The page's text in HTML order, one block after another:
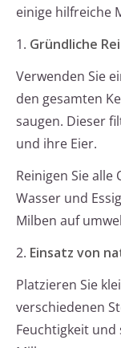
einige hilfreiche
1. Gründliche
Verwenden Sie
den gesamten
saugen. Dieser
und ihre Eier.
Reinigen Sie
Wasser und
Milben auf
2. Einsatz von
Platzieren Sie
verschiedenen
Feuchtigkeit